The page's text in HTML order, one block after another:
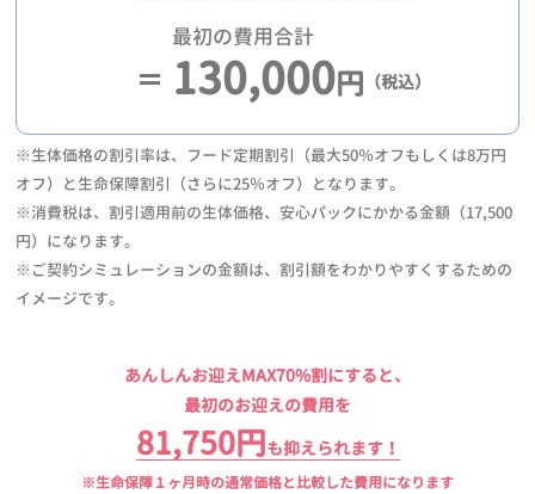
最初の費用合計
130,000円 （税込）
※生体価格の割引率は、フード定期割引（最大50％オフもしくは8万円
オフ）と生命保障割引（さらに25％オフ）となります。
※消費税は、割引適用前の生体価格、安心パックにかかる金額（17,500
円）になります。
※ご契約シミュレーションの金額は、割引額をわかりやすくするための
イメージです。
あんしんお迎えMAX70%割にすると、
最初のお迎えの費用を
81,750円も抑えられます！
※生命保障１ヶ月時の通常価格と比較した費用になります